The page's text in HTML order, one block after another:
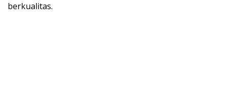
berkualitas.